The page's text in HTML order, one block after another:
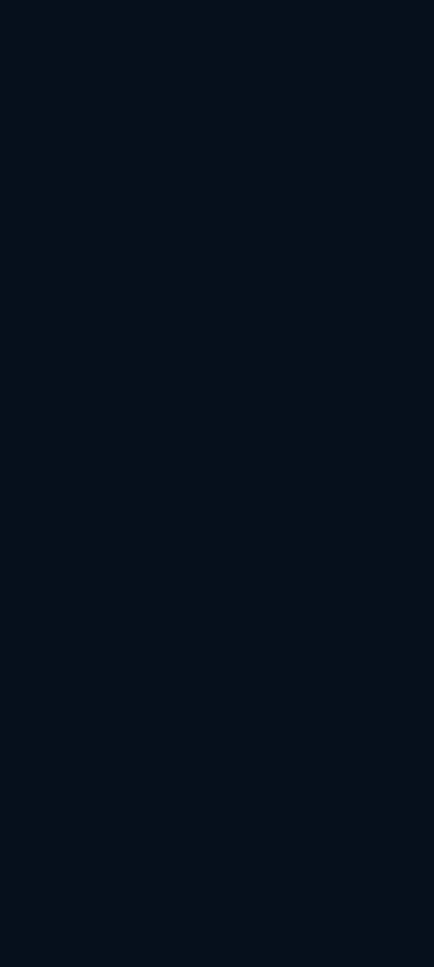
Мы используем
какие типы cookies
Необходимы для
Помогают нам
Позволяют сайту
Используются для